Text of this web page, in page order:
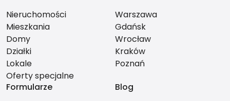
Nieruchomości
Mieszkania
Domy
Działki
Lokale
Oferty specjalne
Warszawa
Gdańsk
Wrocław
Kraków
Poznań
Formularze
Blog